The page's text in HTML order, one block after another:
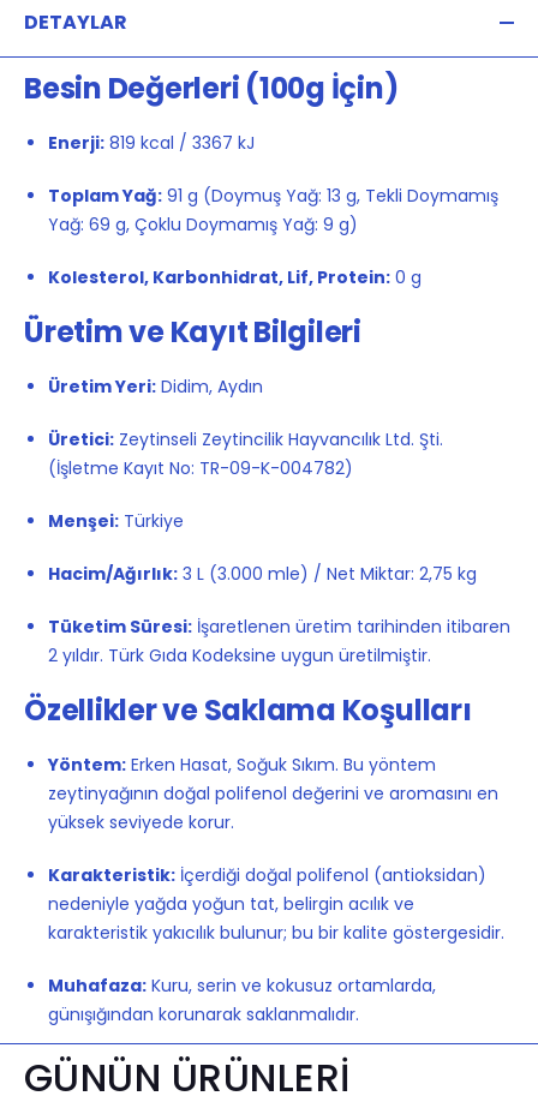
DETAYLAR
Besin Değerleri (100g İçin)
Enerji: 819 kcal / 3367 kJ
Toplam Yağ: 91 g (Doymuş Yağ: 13 g, Tekli Doymamış
Yağ: 69 g, Çoklu Doymamış Yağ: 9 g)
Kolesterol, Karbonhidrat, Lif, Protein: 0 g
Üretim ve Kayıt Bilgileri
Üretim Yeri: Didim, Aydın
Üretici: Zeytinseli Zeytincilik Hayvancılık Ltd. Şti.
(İşletme Kayıt No: TR-09-K-004782)
Menşei: Türkiye
Hacim/Ağırlık: 3 L (3.000 mle) / Net Miktar: 2,75 kg
Tüketim Süresi: İşaretlenen üretim tarihinden itibaren
2 yıldır. Türk Gıda Kodeksine uygun üretilmiştir.
Özellikler ve Saklama Koşulları
Yöntem: Erken Hasat, Soğuk Sıkım. Bu yöntem
zeytinyağının doğal polifenol değerini ve aromasını en
yüksek seviyede korur.
Karakteristik: İçerdiği doğal polifenol (antioksidan)
nedeniyle yağda yoğun tat, belirgin acılık ve
karakteristik yakıcılık bulunur; bu bir kalite göstergesidir.
Muhafaza: Kuru, serin ve kokusuz ortamlarda,
günışığından korunarak saklanmalıdır.
GÜNÜN ÜRÜNLERİ